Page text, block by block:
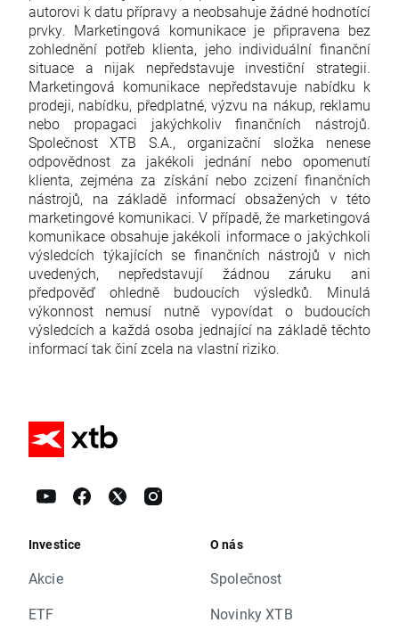
autorovi k datu přípravy a neobsahuje žádné hodnotící
prvky. Marketingová komunikace je připravena bez
zohlednění potřeb klienta, jeho individuální finanční
situace a nijak nepředstavuje investiční strategii.
Marketingová komunikace nepředstavuje nabídku k
prodeji, nabídku, předplatné, výzvu na nákup, reklamu
nebo propagaci jakýchkoliv finančních nástrojů.
Společnost XTB S.A., organizační složka nenese
odpovědnost za jakékoli jednání nebo opomenutí
klienta, zejména za získání nebo zcizení finančních
nástrojů, na základě informací obsažených v této
marketingové komunikaci. V případě, že marketingová
komunikace obsahuje jakékoli informace o jakýchkoli
výsledcích týkajících se finančních nástrojů v nich
uvedených, nepředstavují žádnou záruku ani
předpověď ohledně budoucích výsledků. Minulá
výkonnost nemusí nutně vypovídat o budoucích
výsledcích a každá osoba jednající na základě těchto
informací tak činí zcela na vlastní riziko.
Investice
Akcie
ETF
O nás
Společnost
Novinky XTB